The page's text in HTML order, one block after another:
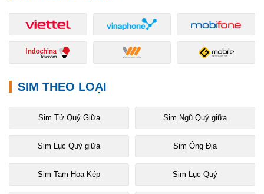
SIM THEO LOẠI
Sim Tứ Quý Giữa Sim Ngũ Quý giữa
Sim Lục Quý giữa Sim Ông Địa
Sim Tam Hoa Kép Sim Lục Quý